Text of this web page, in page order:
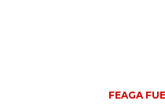
FEAGA